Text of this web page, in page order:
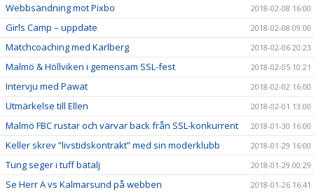
Webbsändning mot Pixbo 2018-02-08 16:00
Girls Camp – uppdate 2018-02-08 09:00
Matchcoaching med Karlberg 2018-02-06 20:23
Malmö & Höllviken i gemensam SSL-fest 2018-02-05 10:21
Intervju med Pawat 2018-02-02 16:00
Utmärkelse till Ellen 2018-02-01 13:00
Malmö FBC rustar och värvar back från SSL-konkurrent 2018-01-30 16:00
Keller skrev ”livstidskontrakt” med sin moderklubb 2018-01-29 16:00
Tung seger i tuff batalj 2018-01-29 00:29
Se Herr A vs Kalmarsund på webben 2018-01-26 16:41